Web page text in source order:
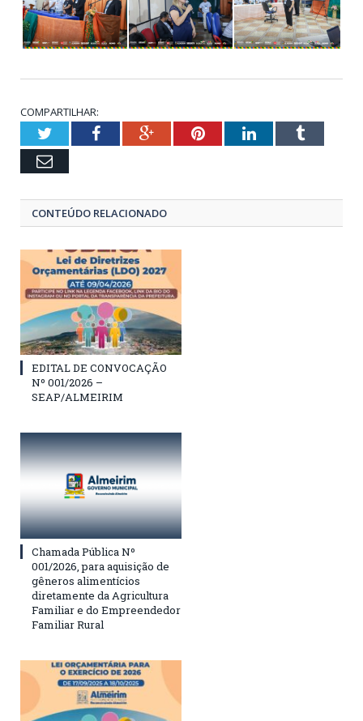
COMPARTILHAR:
TwitterFacebookGoogle+PinterestLinkedInTumblr
Email
CONTEÚDO RELACIONADO
EDITAL DE CONVOCAÇÃO
Nº 001/2026 –
SEAP/ALMEIRIM
Chamada Pública Nº
001/2026, para aquisição de
gêneros alimentícios
diretamente da Agricultura
Familiar e do Empreendedor
Familiar Rural